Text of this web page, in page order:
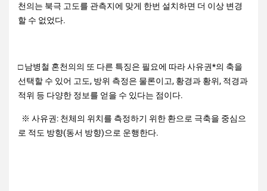
천의는 북극 고도를 관측지에 맞게 한번 설치하면 더 이상 변경
할 수 없었다.
□ 남병철 혼천의의 또 다른 특징은 필요에 따라 사유권*의 축을
선택할 수 있어 고도, 방위 측정은 물론이고, 황경과 황위, 적경과
적위 등 다양한 정보를 얻을 수 있다는 점이다.
※ 사유권: 천체의 위치를 측정하기 위한 환으로 극축을 중심으
로 적도 방향(동서 방향)으로 운행한다.